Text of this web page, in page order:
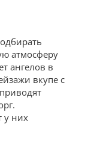
атмосферу
ангелов в
вкупе с
у них